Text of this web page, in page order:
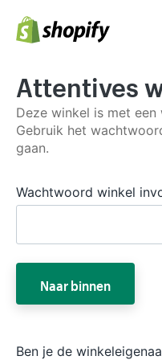
Attentives
Deze winkel is met
Gebruik het
gaan.
Wachtwoord winkel
Naar binnen
Ben je de